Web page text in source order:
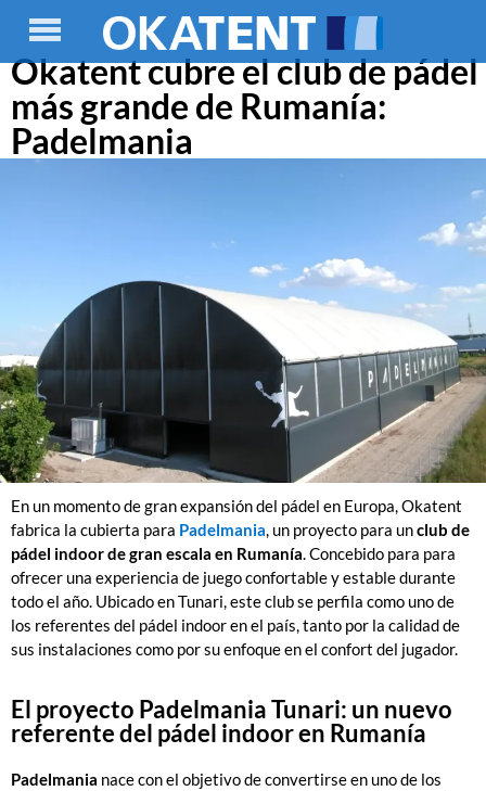
Okatent cubre el club de pádel
más grande de Rumanía:
Padelmania
En un momento de gran expansión del pádel en Europa, Okatent
fabrica la cubierta para Padelmania, un proyecto para unclub de
pádel indoor de gran escala en Rumanía. Concebido para para
ofrecer una experiencia de juego confortable y estable durante
todo el año. Ubicado en Tunari, este club se perfila como uno de
los referentes del pádel indoor en el país, tanto por la calidad de
sus instalaciones como por su enfoque en el confort del jugador.
El proyecto Padelmania Tunari: un nuevo
referente del pádel indoor en Rumanía
Padelmania nace con el objetivo de convertirse en uno de los